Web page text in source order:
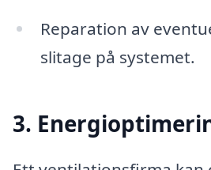
Reparation av
slitage på systemet.
3.